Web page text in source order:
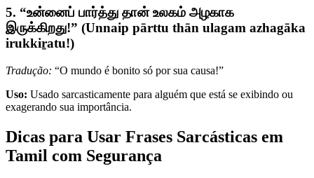
5. “உன்னைப் பார்த்து தான் உலகம் அழகாக
இருக்கிறது!” (Unnaip pārttu thān ulagam azhagāka
irukkiṟatu!)
Tradução: “O mundo é bonito só por sua causa!”
Uso: Usado sarcasticamente para alguém que está se exibindo ou
exagerando sua importância.
Dicas para Usar Frases Sarcásticas em
Tamil com Segurança